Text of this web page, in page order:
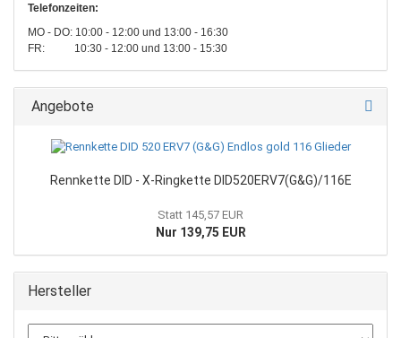
Telefonzeiten:
MO - DO: 10:00 - 12:00 und 13:00 - 16:30
FR: 10:30 - 12:00 und 13:00 - 15:30
Angebote
Rennkette DID - X-Ringkette DID520ERV7(G&G)/116E
Statt 145,57 EUR
Nur 139,75 EUR
Hersteller